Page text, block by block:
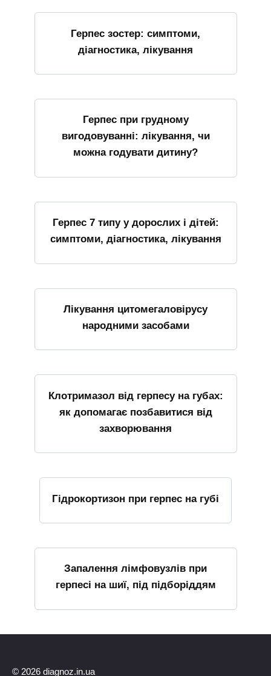
Герпес зостер: симптоми,
діагностика, лікування
Герпес при грудному
вигодовуванні: лікування, чи
можна годувати дитину?
Герпес 7 типу у дорослих і дітей:
симптоми, діагностика, лікування
Лікування цитомегаловірусу
народними засобами
Клотримазол від герпесу на губах:
як допомагає позбавитися від
захворювання
Гідрокортизон при герпес на губі
Запалення лімфовузлів при
герпесі на шиї, під підборіддям
© 2026 diagnoz.in.ua